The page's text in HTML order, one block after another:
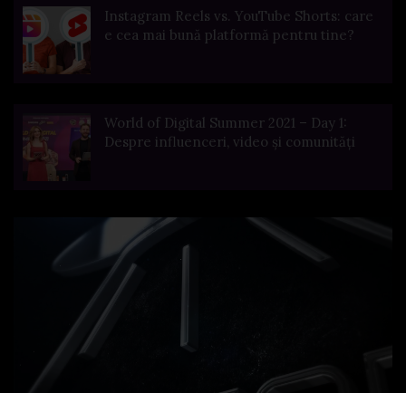
Instagram Reels vs. YouTube Shorts: care
e cea mai bună platformă pentru tine?
World of Digital Summer 2021 – Day 1:
Despre influenceri, video și comunități